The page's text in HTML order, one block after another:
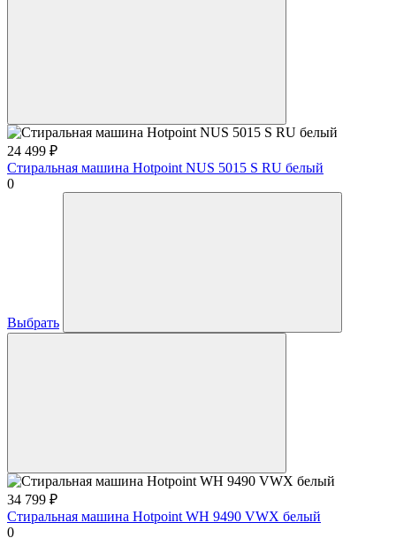
24 499 ₽
Стиральная машина Hotpoint NUS 5015 S RU белый
0
Выбрать
34 799 ₽
Стиральная машина Hotpoint WH 9490 VWX белый
0